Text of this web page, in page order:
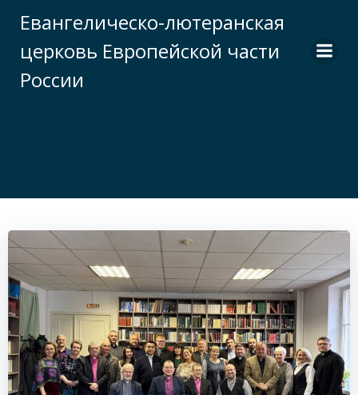
к
содержимому
Евангелическо-лютеранская
церковь Европейской части
России